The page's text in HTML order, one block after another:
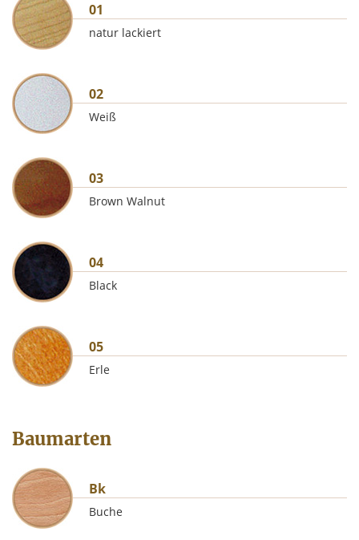
01
natur lackiert
02
Weiß
03
Brown Walnut
04
Black
05
Erle
Baumarten
Bk
Buche